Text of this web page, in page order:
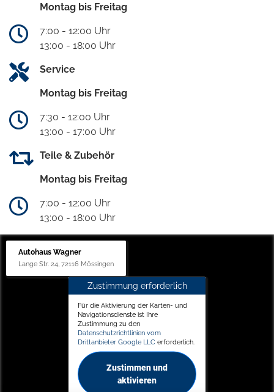
Montag bis Freitag
7:00 - 12:00 Uhr
13:00 - 18:00 Uhr
Service
Montag bis Freitag
7:30 - 12:00 Uhr
13:00 - 17:00 Uhr
Teile & Zubehör
Montag bis Freitag
7:00 - 12:00 Uhr
13:00 - 18:00 Uhr
Autohaus Wagner
Lange Str. 24, 72116 Mössingen
Zustimmung erforderlich
Für die Aktivierung der Karten- und
Navigationsdienste ist Ihre
Zustimmung zu den
Datenschutzrichtlinien vom
Drittanbieter Google LLC erforderlich.
Zustimmen und
aktivieren